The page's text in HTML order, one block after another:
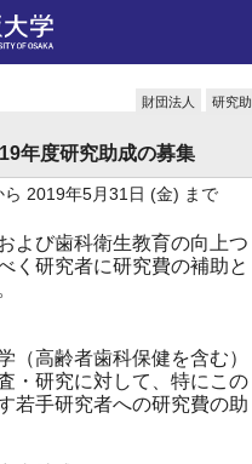
財団法人 研究
年度研究助成の募集
ら 2019年5月31日 (金) まで
よび歯科衛生教育の向上つ
く研究者に研究費の補助と
（高齢者歯科保健を含む）
・研究に対して、特にこの
若手研究者への研究費の助